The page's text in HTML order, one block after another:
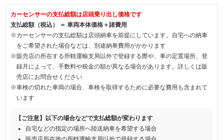
カーセンサーの支払総額は店頭乗り出し価格です
支払総額（税込） ＝ 車両本体価格＋諸費用
※カーセンサーの支払総額は店頭納車を前提にしています。自宅への納車
をご希望された場合などは、別途納車費用がかかります
※販売店の所在する所轄運輸支局以外で登録する際や、車の定置場所、登
録月によって、手数料や税金の額が異なる場合があります。詳しくは販
売店にお問合せください
※車検の切れた車両の場合、車検を取得するために必要な費用も含まれて
います
【ご注意】以下の場合などで支払総額が変わります
自宅などの指定の場所へ陸送納車を希望する場合